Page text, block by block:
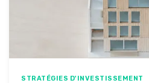
STRATÉGIES D'INVESTISSEMENT